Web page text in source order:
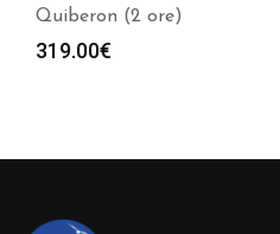
Quiberon (2 ore)
319.00€